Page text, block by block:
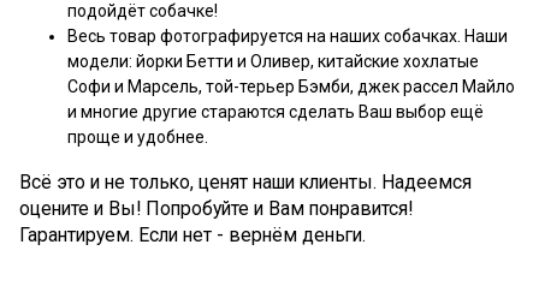
подойдёт собачке!
Весь товар фотографируется на наших собачках. Наши
модели: йорки Бетти и Оливер, китайские хохлатые
Софи и Марсель, той-терьер Бэмби, джек рассел Майло
и многие другие стараются сделать Ваш выбор ещё
проще и удобнее.
Всё это и не только, ценят наши клиенты. Надеемся
оцените и Вы! Попробуйте и Вам понравится!
Гарантируем. Если нет - вернём деньги.